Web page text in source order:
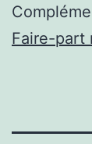
Faire-part